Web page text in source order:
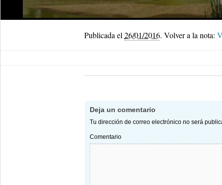
Publicada el 26/01/2016. Volver a la nota:
Deja un comentario
Tu dirección de correo electrónico no será
Comentario